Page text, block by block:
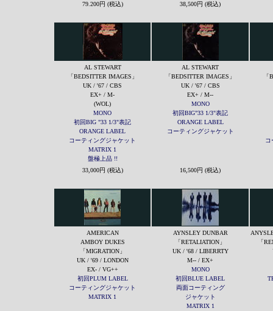
79.200円 (税込) 38,500円 (税込)
AL STEWART
「BEDSITTER IMAGES」
UK / '67 / CBS
EX+ / M-
(WOL)
MONO
初回BIG "33 1/3"表記
ORANGE LABEL
コーティングジャケット
MATRIX 1
盤極上品 !!
AL STEWART
「BEDSITTER IMAGES」
UK / '67 / CBS
EX+ / M--
MONO
初回BIG"33 1/3"表記
ORANGE LABEL
コーティングジャケット
コ
33,000円 (税込) 16,500円 (税込)
AMERICAN
AMBOY DUKES
「MIGRATION」
UK / '69 / LONDON
EX- / VG++
初回PLUM LABEL
コーティングジャケット
MATRIX 1
AYNSLEY DUNBAR
「RETALIATION」
UK / '68 / LIBERRTY
M-- / EX+
MONO
初回BLUE LABEL
両面コーティング
ジャケット
MATRIX 1
「